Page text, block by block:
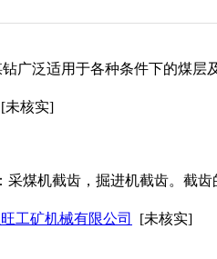
广泛适用于各种条件下的煤层
[未核实]
煤机截齿，掘进机截齿。截齿
工矿机械有限公司
[未核实]